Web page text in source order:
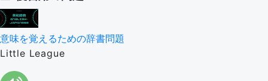
意味を覚えるための辞書問題
Little League